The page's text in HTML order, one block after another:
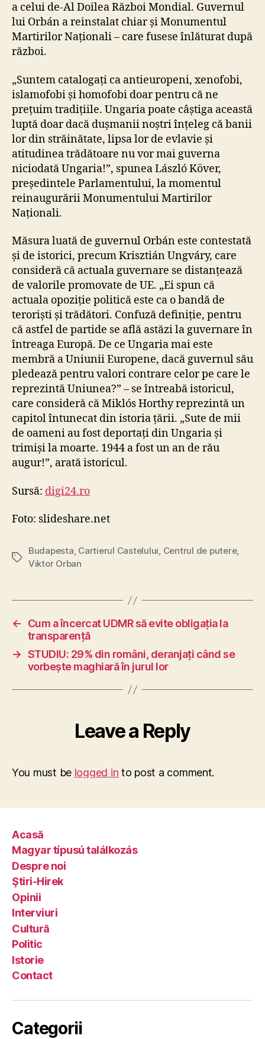
a celui de-Al Doilea Război Mondial. Guvernul
lui Orbán a reinstalat chiar și Monumentul
Martirilor Naționali – care fusese înlăturat după
război.
„Suntem catalogați ca antieuropeni, xenofobi,
islamofobi și homofobi doar pentru că ne
prețuim tradițiile. Ungaria poate câștiga această
luptă doar dacă dușmanii noștri înțeleg că banii
lor din străinătate, lipsa lor de evlavie și
atitudinea trădătoare nu vor mai guverna
niciodată Ungaria!”, spunea László Köver,
președintele Parlamentului, la momentul
reinaugurării Monumentului Martirilor
Naționali.
Măsura luată de guvernul Orbán este contestată
și de istorici, precum Krisztián Ungváry, care
consideră că actuala guvernare se distanțează
de valorile promovate de UE. „Ei spun că
actuala opoziție politică este ca o bandă de
teroriști și trădători. Confuză definiție, pentru
că astfel de partide se află astăzi la guvernare în
întreaga Europă. De ce Ungaria mai este
membră a Uniunii Europene, dacă guvernul său
pledează pentru valori contrare celor pe care le
reprezintă Uniunea?” – se întreabă istoricul,
care consideră că Miklós Horthy reprezintă un
capitol întunecat din istoria țării. „Sute de mii
de oameni au fost deportați din Ungaria și
trimiși la moarte. 1944 a fost un an de rău
augur!”, arată istoricul.
Sursă: digi24.ro
Foto: slideshare.net
Tags
Budapesta, Cartierul Castelului, Centrul de putere,
Viktor Orban
←
Cum a încercat UDMR să evite obligația la
transparență
→ STUDIU: 29% din români, deranjați când se
vorbește maghiară în jurul lor
Leave a Reply
You must be logged in to post a comment.
Acasă
Magyar típusú találkozás
Despre noi
Ştiri-Hirek
Opinii
Interviuri
Cultură
Politic
Istorie
Contact
Categorii